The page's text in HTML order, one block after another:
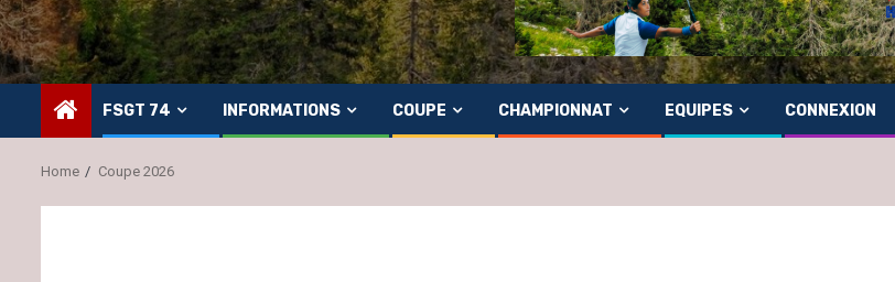
FSGT 74 INFORMATIONS COUPE CHAMPIONNAT EQUIPES CONNEXION
Home Coupe 2026